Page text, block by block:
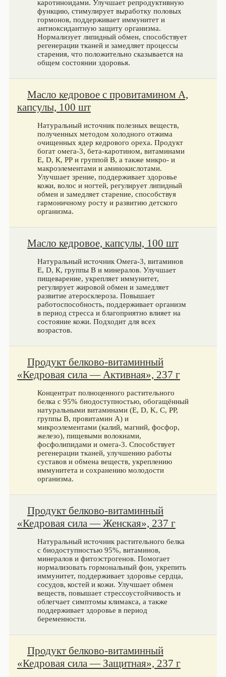
каротиноидами. Улучшает репродуктивную
функцию, стимулирует выработку половых
гормонов, поддерживает иммунитет и
антиоксидантную защиту организма.
Нормализует липидный обмен, способствует
регенерации тканей и замедляет процессы
старения, что положительно сказывается на
общем состоянии здоровья.
Масло кедровое с провитамином А,
капсулы, 100 шт
Натуральный источник полезных веществ,
полученных методом холодного отжима
очищенных ядер кедрового ореха. Продукт
богат омега-3, бета‑каротином, витаминами
Е, D, К, РР и группой В, а также микро- и
макроэлементами и аминокислотами.
Улучшает зрение, поддерживает здоровье
кожи, волос и ногтей, регулирует липидный
обмен и замедляет старение, способствуя
гармоничному росту и развитию детского
организма.
Масло кедровое, капсулы, 100 шт
Натуральный источник Омега-3, витаминов
Е, D, К, группы В и минералов. Улучшает
пищеварение, укрепляет иммунитет,
регулирует жировой обмен и замедляет
развитие атеросклероза. Повышает
работоспособность, поддерживает организм
в период стресса и благоприятно влияет на
состояние кожи. Подходит для всех
возрастов.
Продукт белково-витаминный
«Кедровая сила — Активная», 237 г
Концентрат полноценного растительного
белка с 95% биодоступностью, обогащённый
натуральными витаминами (E, D, K, C, PP,
группы B, провитамин A) и
микроэлементами (калий, магний, фосфор,
железо), пищевыми волокнами,
фосфолипидами и омега-3. Способствует
регенерации тканей, улучшению работы
суставов и обмена веществ, укреплению
иммунитета и сохранению молодости
организма.
Продукт белково-витаминный
«Кедровая сила — Женская», 237 г
Натуральный источник растительного белка
с биодоступностью 95%, витаминов,
минералов и фитоэстрогенов. Помогает
нормализовать гормональный фон, укрепить
иммунитет, поддерживает здоровье сердца,
сосудов, костей и кожи. Улучшает обмен
веществ, повышает стрессоустойчивость и
облегчает симптомы климакса, а также
поддерживает здоровье в период
беременности.
Продукт белково-витаминный
«Кедровая сила — Защитная», 237 г